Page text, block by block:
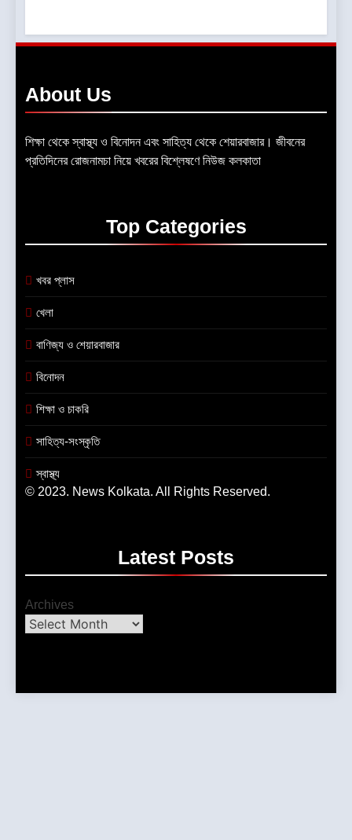
About Us
শিক্ষা থেকে স্বাস্থ্য ও বিনোদন এবং সাহিত্য থেকে শেয়ারবাজার। জীবনের
প্রতিদিনের রোজনামচা নিয়ে খবরের বিশ্লেষণে নিউজ কলকাতা
Top Categories
খবর প্লাস
খেলা
বাণিজ্য ও শেয়ারবাজার
বিনোদন
শিক্ষা ও চাকরি
সাহিত্য-সংস্কৃতি
স্বাস্থ্য
© 2023. News Kolkata. All Rights Reserved.
Latest Posts
Archives